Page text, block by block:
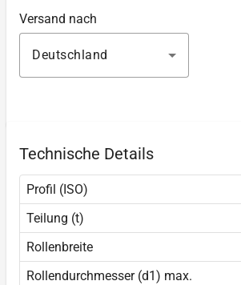
Versand nach
Deutschland
Technische Details
Profil (ISO)
Teilung (t)
Rollenbreite
Rollendurchmesser (d1) max.